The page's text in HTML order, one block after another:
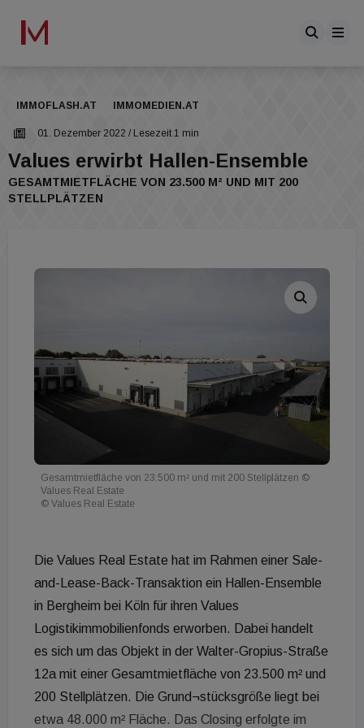
IMMOFLASH.AT IMMOMEDIEN.AT
01. Dezember 2022 / Lesezeit 1 min
Values erwirbt Hallen-Ensemble
GESAMTMIETFLÄCHE VON 23.500 M² UND MIT 200
STELLPLÄTZEN
Gesamtmietfläche von 23.500 m² und mit 200 Stellplätzen ©
Values Real Estate
© Values Real Estate
Die Values Real Estate hat im Rahmen einer Sale-
and-Lease-Back-Transaktion ein Hallen-Ensemble
in Bergheim bei Köln für ihren Values
Logistikimmobilienfonds erworben. Dabei handelt
es sich um das Objekt in der Walter-Gropius-Straße
12a mit einer Gesamtmietfläche von 23.500 m² und
200 Stellplätzen. Die Grund¬stücksgröße liegt bei
etwa 48.000 m² Fläche. Das Closing erfolgte im